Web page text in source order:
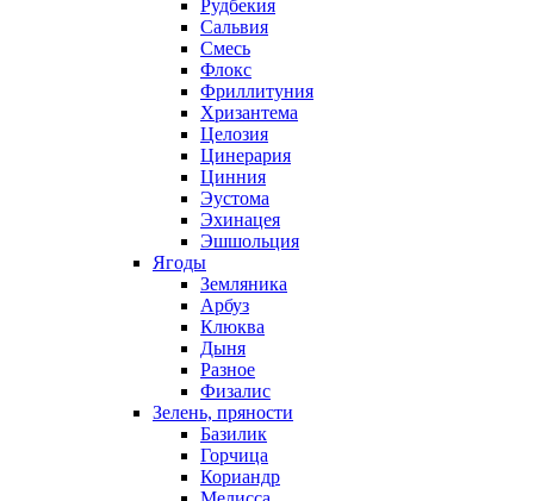
Рудбекия
Сальвия
Смесь
Флокс
Фриллитуния
Хризантема
Целозия
Цинерария
Цинния
Эустома
Эхинацея
Эшшольция
Ягоды
Земляника
Арбуз
Клюква
Дыня
Разное
Физалис
Зелень, пряности
Базилик
Горчица
Кориандр